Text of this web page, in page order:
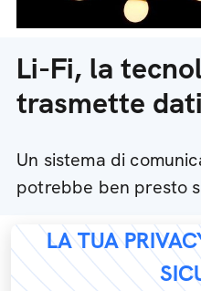
Li-Fi, la
trasmette
Un sistema di
potrebbe ben presto
LA TUA